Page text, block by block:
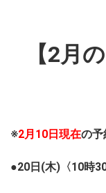
【2月
※2月10日現在の予
●20日(木)〈10時30